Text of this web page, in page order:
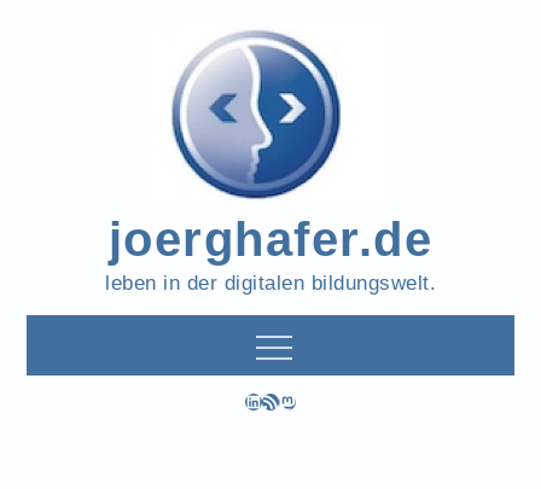
joerghafer.de
leben in der digitalen bildungswelt.
LinkedIn
RSS-FeedMastodon